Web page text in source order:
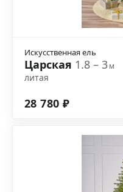
Искусственная ель
Царская 1.8 – 3м
литая
28 780 ₽